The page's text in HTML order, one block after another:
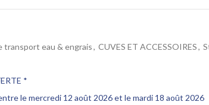
transport eau & engrais, CUVES ET ACCESSOIRES,
*
le mercredi 12 août 2026 et le mardi 18 août 2026